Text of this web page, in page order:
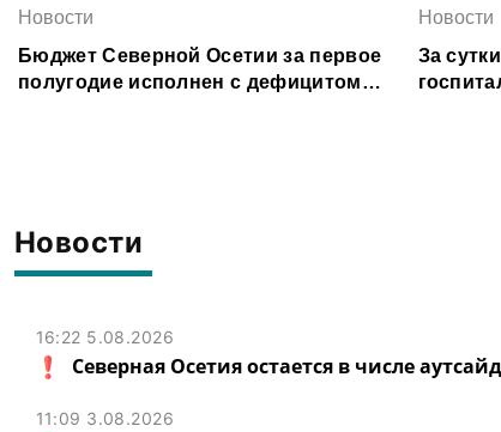
Новости
16:22 5.08.2026
Северная Осетия остается в числе
11:09 3.08.2026
Новости
Бюджет Северной Осетии за первое
полугодие исполнен с дефицитом
Новости
За